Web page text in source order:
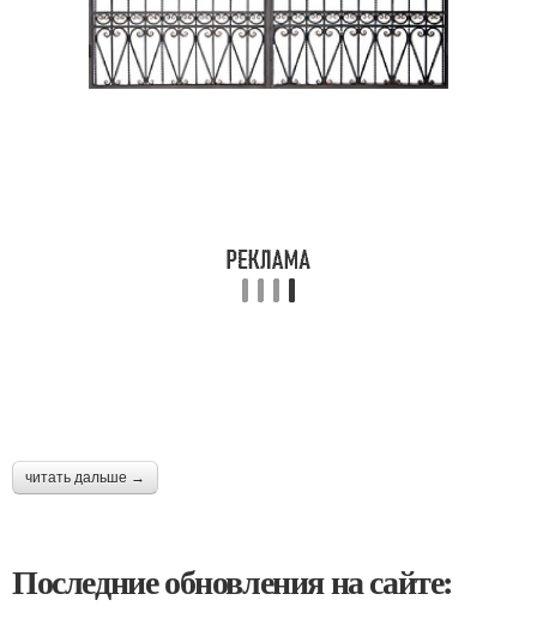
читать дальше →
Последние обновления на сайте: